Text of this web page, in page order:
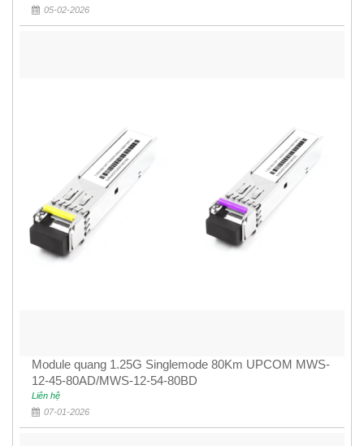
05-02-2026
Module quang 1.25G Singlemode 80Km UPCOM MWS-
12-45-80AD/MWS-12-54-80BD
Liên hệ
07-01-2026